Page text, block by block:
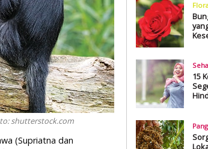
shutterstock.com
(Supriatna dan
15